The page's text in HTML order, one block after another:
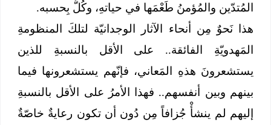
المُتدّين والمُؤمنُ طَعْمَها في حياتهِ، وكُلٌّ بِحسبه.
هذا نَحوٌ مِن أنحاء الآثار الوجدانيّة لتلكَ المنظومةِ
المَهدويّةِ الفائقة.. على الأقل بالنسبةِ للذين
يستشعرونَ هذهِ المَعاني، فإنّهم يستشعرونها فيما
بينهم وبين أنفسهم.. فهذا الأمرُ على الأقل بالنسبةِ
إليهم لم ينشأْ جُزافاً مِن دُون أن تكون رعايةٌ خاصّةٌ